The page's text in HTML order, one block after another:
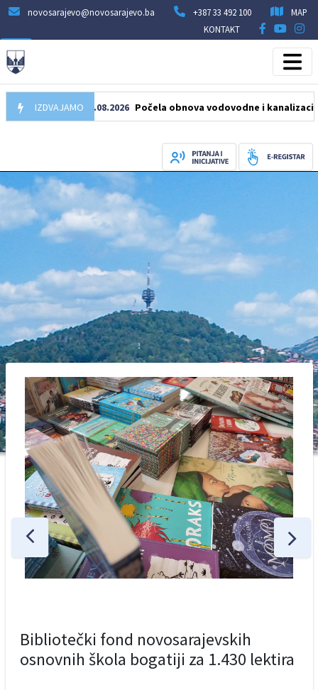
novosarajevo@novosarajevo.ba +387 33 492 100
MAP
KONTAKT
IZDVAJAMO
05.08.2026 Počela obnova vodovodne i kanalizacione
Bibliotečki fond novosarajevskih
osnovnih škola bogatiji za 1.430 lektira